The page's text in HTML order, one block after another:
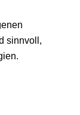
sinnvoll,